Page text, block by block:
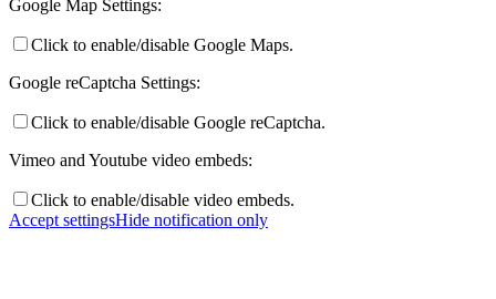
Google Map Settings:
Click to enable/disable Google Maps.
Google reCaptcha Settings:
Click to enable/disable Google reCaptcha.
Vimeo and Youtube video embeds:
Click to enable/disable video embeds.
Accept settingsHide notification only